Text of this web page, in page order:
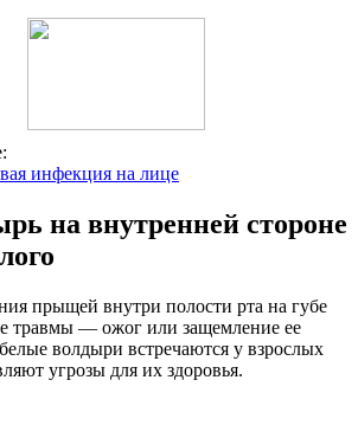
инфекция на лице
на внутренней стороне
прыщей внутри полости рта на губе
травмы — ожог или защемление ее
волдыри встречаются у взрослых
угрозы для их здоровья.